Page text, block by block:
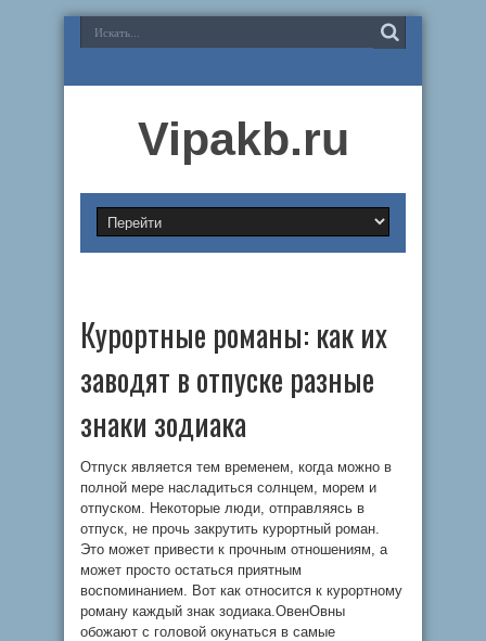
Vipakb.ru
Курортные романы: как их
заводят в отпуске разные
знаки зодиака
Отпуск является тем временем, когда можно в
полной мере насладиться солнцем, морем и
отпуском. Некоторые люди, отправляясь в
отпуск, не прочь закрутить курортный роман.
Это может привести к прочным отношениям, а
может просто остаться приятным
воспоминанием. Вот как относится к курортному
роману каждый знак зодиака.ОвенОвны
обожают с головой окунаться в самые